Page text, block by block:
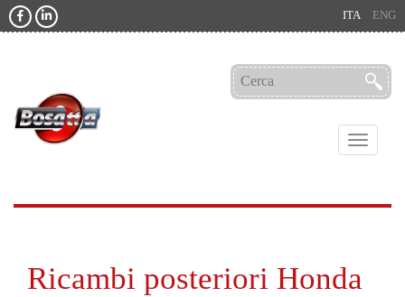
ITA ENG
Toggle
Ricambi posteriori Honda